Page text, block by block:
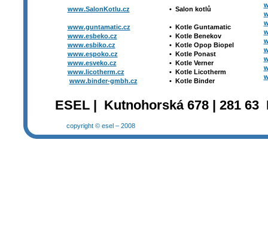
www.SalonKotlu.cz
www.guntamatic.cz
www.esbeko.cz
www.esbiko.cz
www.espoko.cz
www.esveko.cz
www.licotherm.cz
www.binder-gmbh.cz
• Salon kotlů
• Kotle Guntamatic
• Kotle Benekov
• Kotle Opop Biopel
• Kotle Ponast
• Kotle Verner
• Kotle Licotherm
• Kotle Binder
ESEL | Kutnohorská 678 | 281
copyright © esel – 2008